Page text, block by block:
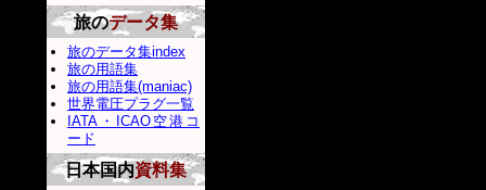
旅のデータ集
旅のデータ集index
旅の用語集
旅の用語集(maniac)
世界電圧プラグ一覧
IATA・ICAO空港コ
ード
日本国内資料集